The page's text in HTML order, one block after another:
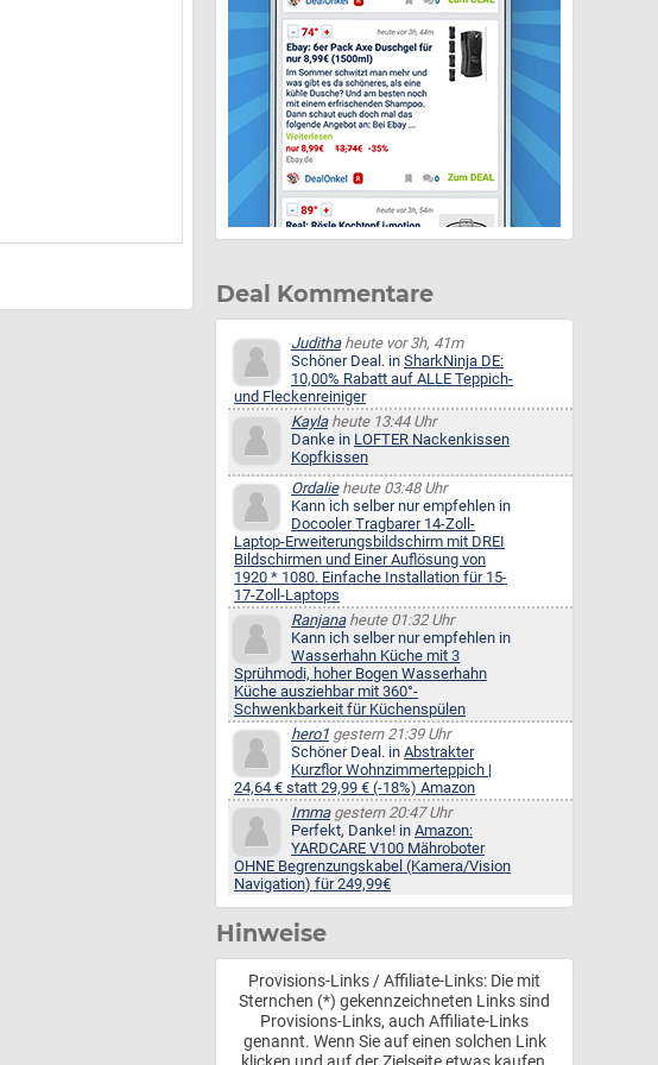
Deal Kommentare
Judithaheute vor 3h, 41m
Schöner Deal. in SharkNinja DE:
10,00% Rabatt auf ALLE Teppich-
und Fleckenreiniger
Kaylaheute 13:44 Uhr
Danke in LOFTER Nackenkissen
Kopfkissen
Ordalieheute 03:48 Uhr
Kann ich selber nur empfehlen in
Docooler Tragbarer 14-Zoll-
Laptop-Erweiterungsbildschirm mit DREI
Bildschirmen und Einer Auflösung von
1920 * 1080. Einfache Installation für 15-
17-Zoll-Laptops
Ranjanaheute 01:32 Uhr
Kann ich selber nur empfehlen in
Wasserhahn Küche mit 3
Sprühmodi, hoher Bogen Wasserhahn
Küche ausziehbar mit 360°-
Schwenkbarkeit für Küchenspülen
hero1 gestern 21:39 Uhr
Schöner Deal. in Abstrakter
Kurzflor Wohnzimmerteppich |
24,64 € statt 29,99 € (-18%) Amazon
Immagestern 20:47 Uhr
Perfekt, Danke! in Amazon:
YARDCARE V100 Mähroboter
OHNE Begrenzungskabel (Kamera/Vision
Navigation) für 249,99€
Hinweise
Provisions-Links / Affiliate-Links: Die mit
Sternchen (*) gekennzeichneten Links sind
Provisions-Links, auch Affiliate-Links
genannt. Wenn Sie auf einen solchen Link